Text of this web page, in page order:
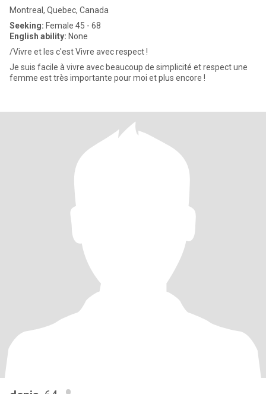
Montreal, Quebec, Canada
Seeking: Female 45 - 68
English ability: None
/Vivre et les c'est Vivre avec respect !
Je suis facile à vivre avec beaucoup de simplicité et respect une
femme est très importante pour moi et plus encore !